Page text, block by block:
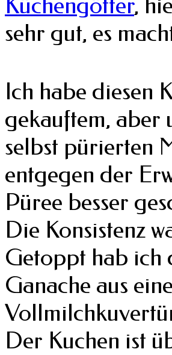
sehr gut, es
Ich habe diesen
gekauftem, aber
selbst pürierten
entgegen der
Püree besser
Die Konsistenz
Getoppt hab ich
Ganache aus
Der Kuchen ist